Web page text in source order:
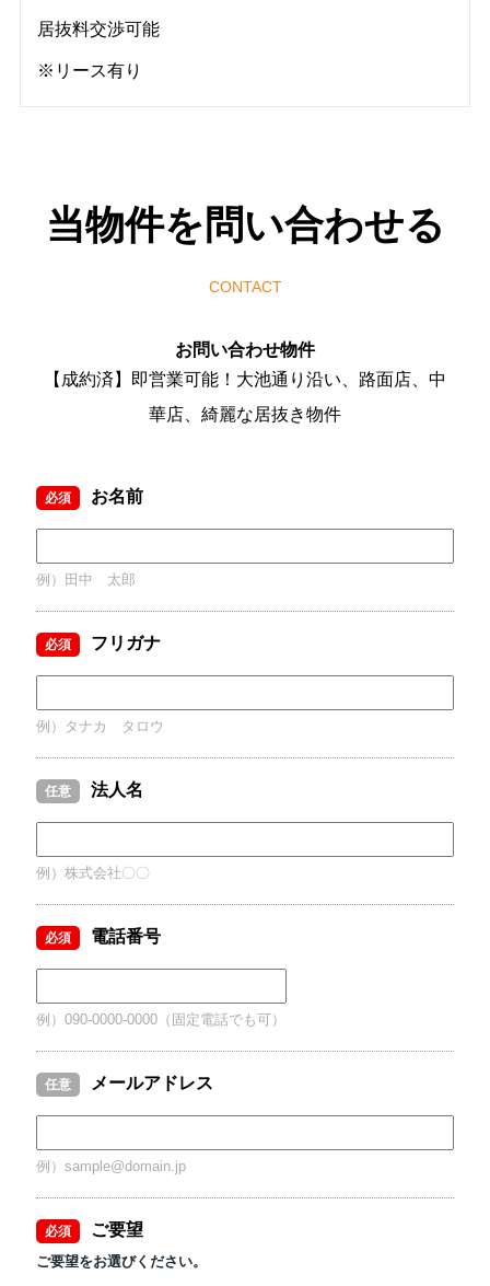
居抜料交渉可能
※リース有り
当物件を問い合わせる
CONTACT
お問い合わせ物件
【成約済】即営業可能！大池通り沿い、路面店、中
華店、綺麗な居抜き物件
必須 お名前
例）田中 太郎
必須 フリガナ
例）タナカ タロウ
任意 法人名
例）株式会社〇〇
必須 電話番号
例）090-0000-0000（固定電話でも可）
任意 メールアドレス
例）sample@domain.jp
必須 ご要望
ご要望をお選びください。